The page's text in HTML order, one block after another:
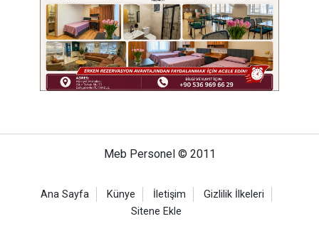
Meb Personel © 2011
Ana Sayfa Künye İletişim
Gizlilik İlkeleri
Sitene Ekle